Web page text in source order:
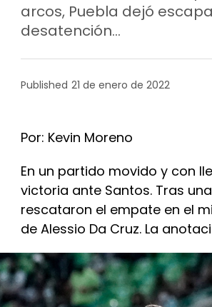
arcos, Puebla dejó
desatención…
Published 21 de enero de 2022
Por: Kevin Moreno
En un partido movido y con
victoria ante Santos. Tras
rescataron el empate en el
de Alessio Da Cruz. La